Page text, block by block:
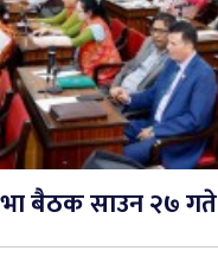
बैठक साउन २७ गते